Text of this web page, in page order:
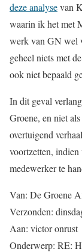
deze analysevan
waarin ik het met
werk van GN wel
geheel niets met
ook niet bepaald
In dit geval
Groene, en niet
overtuigend
voortzetten,
medewerker te
Van: De Groene
Verzonden:
Aan: victor onrust
Onderwerp: RE: